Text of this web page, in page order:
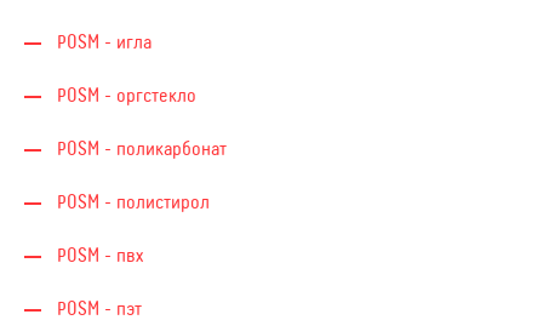
POSM - игла
POSM - оргстекло
POSM - поликарбонат
POSM - полистирол
POSM - пвх
POSM - пэт